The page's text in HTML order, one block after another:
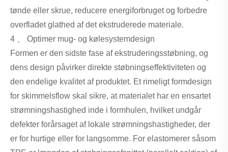
tønde eller skrue, reducere energiforbruget og forbedre
overfladet glathed af det ekstruderede materiale.
4 、 Optimer mug- og kølesystemdesign
Formen er den sidste fase af ekstruderingsstøbning, og
dens design påvirker direkte støbningseffektiviteten og
den endelige kvalitet af produktet. Et rimeligt formdesign
for skimmelsflow skal sikre, at materialet har en ensartet
strømningshastighed inde i formhulen, hvilket undgår
defekter forårsaget af lokale strømningshastigheder, der
er for hurtige eller for langsomme. For elastomerer såsom